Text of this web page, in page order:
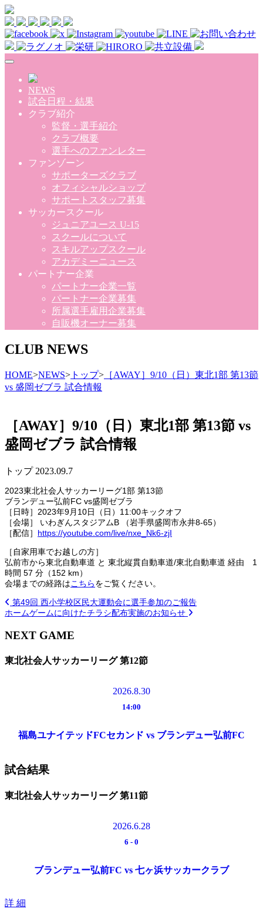
Skip to main content
NEWS
試合日程・結果
クラブ紹介
監督・選手紹介
クラブ概要
選手へのファンレター
ファンゾーン
サポーターズクラブ
オフィシャルショップ
サポートスタッフ募集
サッカースクール
ジュニアユース U-15
スクールについて
スキルアップスクール
アカデミーニュース
パートナー企業
パートナー企業一覧
パートナー企業募集
所属選手雇用企業募集
自販機オーナー募集
CLUB NEWS
HOME>NEWS> トップ> ［AWAY］9/10（日）東北1部 第13節
vs 盛岡ゼブラ 試合情報
［AWAY］9/10（日）東北1部 第13節 vs
盛岡ゼブラ 試合情報
トップ 2023.09.7
2023東北社会人サッカーリーグ1部 第13節
ブランデュー弘前FC vs盛岡ゼブラ
［日時］2023年9月10日（日）11:00キックオフ
［会場］ いわぎんスタジアムB （岩手県盛岡市永井8-65）
［配信］ https://youtube.com/live/nxe_Nk6-zjI
［自家用車でお越しの方］
弘前市から東北自動車道 と 東北縦貫自動車道/東北自動車道 経由 1
時間 57 分（152 km）
会場までの経路はこちらをご覧ください。
第49回 西小学校区民大運動会に選手参加のご報告
ホームゲームに向けたチラシ配布実施のお知らせ
NEXT GAME
東北社会人サッカーリーグ 第12節
2026.8.30
14:00
福島ユナイテッドFCセカンド vs ブランデュー弘前FC
試合結果
東北社会人サッカーリーグ 第11節
2026.6.28
6 - 0
ブランデュー弘前FC vs 七ヶ浜サッカークラブ
詳 細